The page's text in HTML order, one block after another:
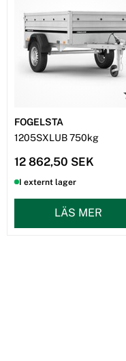
FOGELSTA
1205SXLUB 750kg
12 862,50 SEK
I externt lager
LÄS MER